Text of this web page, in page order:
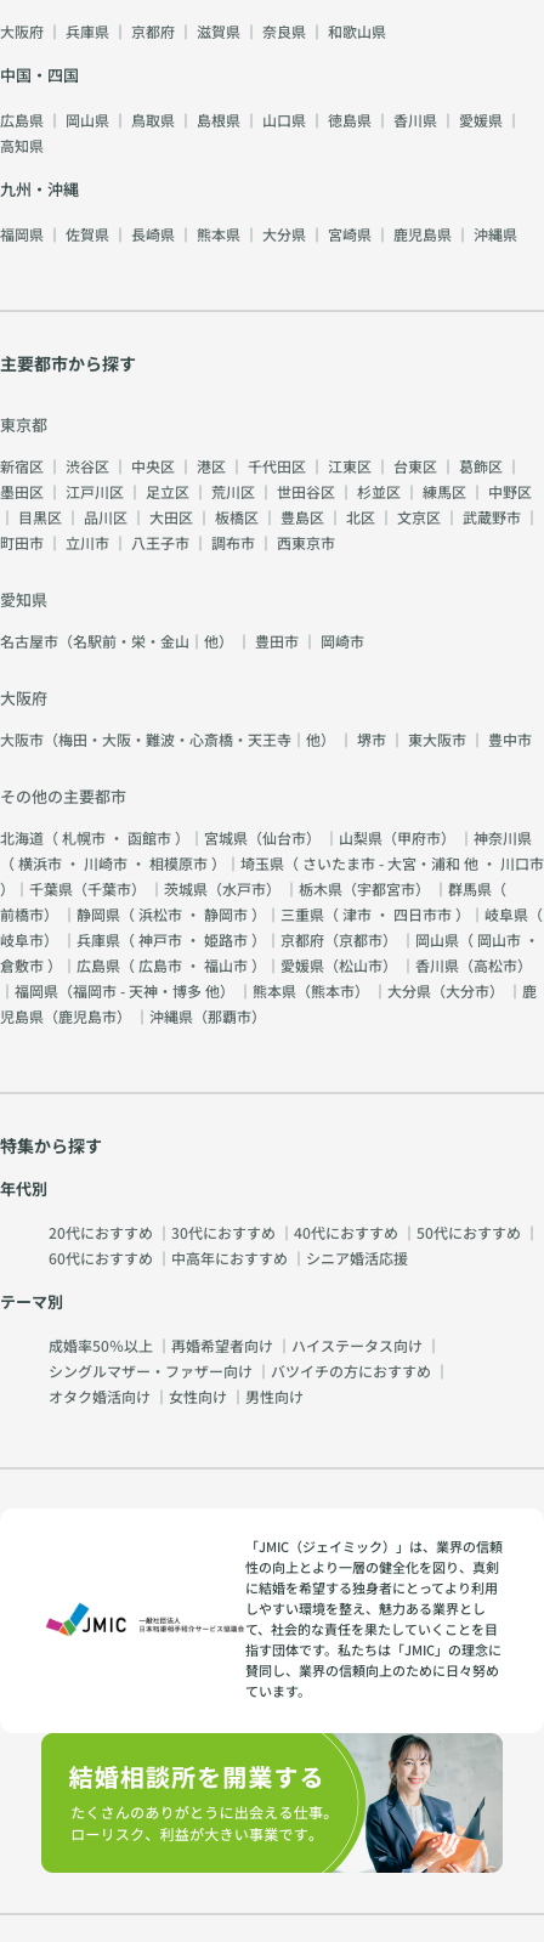
大阪府 ｜ 兵庫県 ｜ 京都府 ｜ 滋賀県 ｜ 奈良県 ｜ 和歌山県
中国・四国
広島県 ｜ 岡山県 ｜ 鳥取県 ｜ 島根県 ｜ 山口県 ｜ 徳島県 ｜ 香川県 ｜ 愛媛県 ｜
高知県
九州・沖縄
福岡県 ｜ 佐賀県 ｜ 長崎県 ｜ 熊本県 ｜ 大分県 ｜ 宮崎県 ｜ 鹿児島県 ｜ 沖縄県
主要都市から探す
東京都
新宿区 ｜ 渋谷区 ｜ 中央区 ｜ 港区 ｜ 千代田区 ｜ 江東区 ｜ 台東区 ｜ 葛飾区 ｜
墨田区 ｜ 江戸川区 ｜ 足立区 ｜ 荒川区 ｜ 世田谷区 ｜ 杉並区 ｜ 練馬区 ｜ 中野区
｜ 目黒区 ｜ 品川区 ｜ 大田区 ｜ 板橋区 ｜ 豊島区 ｜ 北区 ｜ 文京区 ｜ 武蔵野市 ｜
町田市 ｜ 立川市 ｜ 八王子市 ｜ 調布市 ｜ 西東京市
愛知県
名古屋市（名駅前・栄・金山｜他） ｜ 豊田市 ｜ 岡崎市
大阪府
大阪市（梅田・大阪・難波・心斎橋・天王寺｜他） ｜ 堺市 ｜ 東大阪市 ｜ 豊中市
その他の主要都市
北海道（札幌市 ・ 函館市）｜宮城県（仙台市） ｜山梨県（甲府市） ｜神奈川県
（横浜市 ・ 川崎市 ・ 相模原市）｜埼玉県（ さいたま市 - 大宮・浦和 他 ・ 川口市
）｜千葉県（千葉市） ｜茨城県（水戸市） ｜栃木県（宇都宮市） ｜群馬県（
前橋市） ｜静岡県（浜松市 ・ 静岡市）｜三重県（津市 ・ 四日市市）｜岐阜県（
岐阜市） ｜兵庫県（神戸市 ・ 姫路市）｜京都府（京都市） ｜岡山県（ 岡山市 ・
倉敷市）｜広島県（ 広島市 ・ 福山市）｜愛媛県（松山市） ｜香川県（高松市）
｜福岡県（福岡市 - 天神・博多 他） ｜熊本県（熊本市） ｜大分県（大分市） ｜鹿
児島県（鹿児島市） ｜沖縄県（那覇市）
特集から探す
年代別
20代におすすめ ｜ 30代におすすめ ｜ 40代におすすめ ｜ 50代におすすめ ｜
60代におすすめ ｜ 中高年におすすめ ｜ シニア婚活応援
テーマ別
成婚率50％以上 ｜ 再婚希望者向け ｜ ハイステータス向け ｜
シングルマザー・ファザー向け ｜ バツイチの方におすすめ ｜
オタク婚活向け ｜ 女性向け ｜ 男性向け
「JMIC（ジェイミック）」は、業界の信頼
性の向上とより一層の健全化を図り、真剣
に結婚を希望する独身者にとってより利用
しやすい環境を整え、魅力ある業界とし
て、社会的な責任を果たしていくことを目
指す団体です。私たちは「JMIC」の理念に
賛同し、業界の信頼向上のために日々努め
ています。